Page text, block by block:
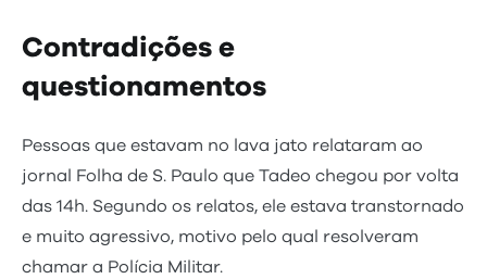
Contradições e
questionamentos
Pessoas que estavam no lava jato relataram ao
jornal Folha de S. Paulo que Tadeo chegou por volta
das 14h. Segundo os relatos, ele estava transtornado
e muito agressivo, motivo pelo qual resolveram
chamar a Polícia Militar.